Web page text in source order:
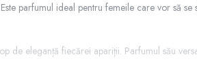
parfumul ideal pentru femeile care vor să se
de eleganță fiecărei apariții. Parfumul său